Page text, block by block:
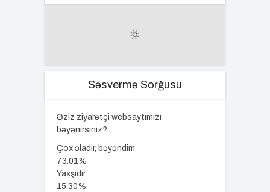
Səsvermə Sorğusu
Əziz ziyarətçi websaytımızı
bəyənirsiniz?
Çox əladır, bəyəndim
73.01%
Yaxşıdır
15.30%